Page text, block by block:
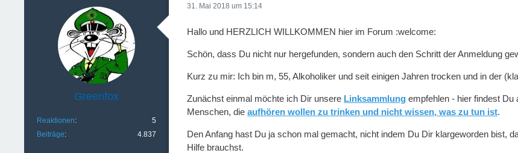
Greenfox
Reaktionen
5
Beiträge
4.837
31. Mai 2018 um 15:14
Hallo und HERZLICH WILLKOMMEN hier im Forum :welcome:
Schön, dass Du nicht nur hergefunden, sondern auch den Schritt der Anmeldung
Kurz zu mir: Ich bin m, 55, Alkoholiker und seit einigen Jahren trocken und in der
Zunächst einmal möchte ich Dir unsere Linksammlung empfehlen - hier findest
Menschen, die aufhören wollen zu trinken und nicht wissen, was zu tun ist.
Den Anfang hast Du ja schon mal gemacht, nicht indem Du Dir klargeworden bist,
Hilfe brauchst.